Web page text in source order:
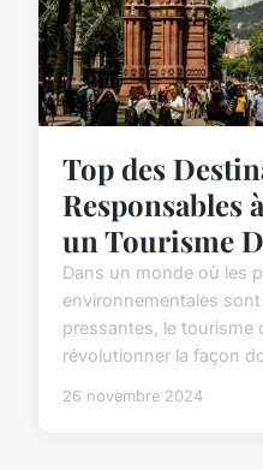
Top des
Responsables
un Tourisme
Dans un monde où les
environnementales
pressantes, le tourisme
révolutionner la façon
26 novembre 2024